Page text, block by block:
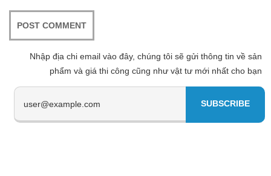
Nhập địa chi email vào đây, chúng tôi sẽ gửi thông tin về sản
phẩm và giá thi công cũng như vật tư mới nhất cho bạn